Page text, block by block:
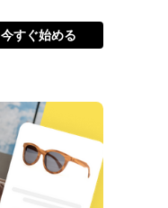
今すぐ始める